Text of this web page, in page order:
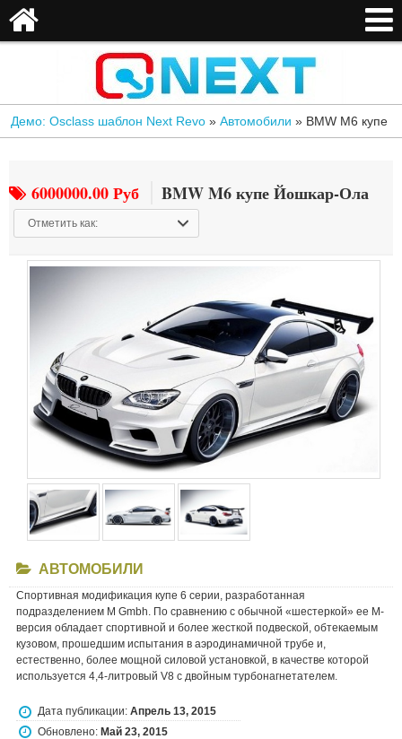
Демо: Osclass шаблон Next Revo » Автомобили » BMW M6 купе
6000000.00 Руб BMW M6 купе Йошкар-Ола
Отметить как:
АВТОМОБИЛИ
Спортивная модификация купе 6 серии, разработанная
подразделением M Gmbh. По сравнению с обычной «шестеркой» ее M-
версия обладает спортивной и более жесткой подвеской, обтекаемым
кузовом, прошедшим испытания в аэродинамичной трубе и,
естественно, более мощной силовой установкой, в качестве которой
используется 4,4-литровый V8 с двойным турбонагнетателем.
Дата публикации: Апрель 13, 2015
Обновлено: Май 23, 2015